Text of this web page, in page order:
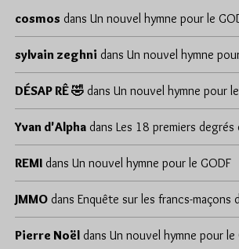
cosmos dans Un nouvel hymne pour le
sylvain zeghni dans Un nouvel hymne
DÉSAP RÊ 🤣 dans Un nouvel hymne pour
Yvan d'Alpha dans Les 18 premiers degrés
REMI dans Un nouvel hymne pour le GODF
JMMO dans Enquête sur les francs-maçons
Pierre Noël dans Un nouvel hymne pour le